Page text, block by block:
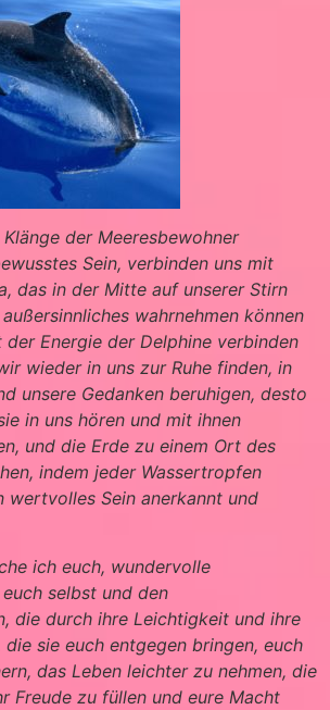
der Meeresbewohner
Sein, verbinden uns mit
das in der Mitte auf unserer Stirn
wahrnehmen können
Energie der Delphine verbinden
wieder in uns zur Ruhe finden, in
unsere Gedanken beruhigen, desto
in uns hören und mit ihnen
und die Erde zu einem Ort des
indem jeder Wassertropfen
wertvolles Sein anerkannt und
ich euch, wundervolle
selbst und den
die durch ihre Leichtigkeit und ihre
die sie euch entgegen bringen, euch
das Leben leichter zu nehmen, die
Freude zu füllen und eure Macht